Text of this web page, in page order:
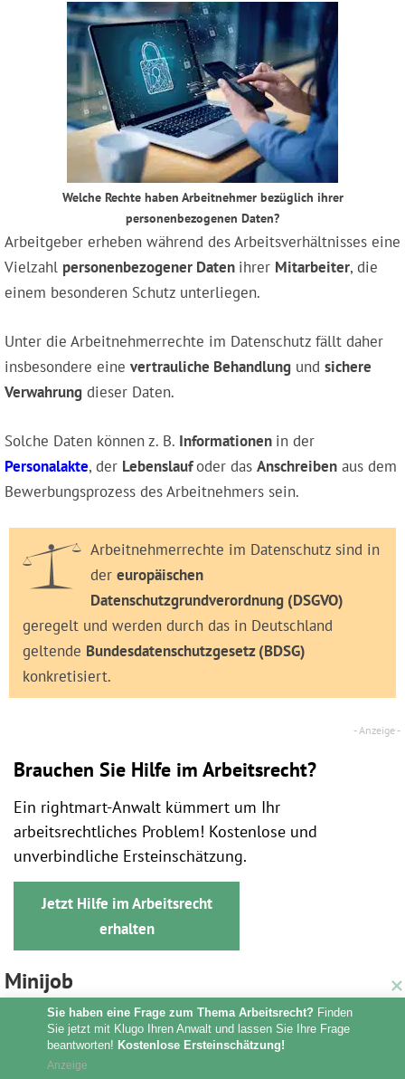
Welche Rechte haben Arbeitnehmer bezüglich ihrer
personenbezogenen Daten?
Arbeitgeber erheben während des Arbeitsverhältnisses eine
Vielzahl personenbezogener Daten ihrer Mitarbeiter, die
einem besonderen Schutz unterliegen.
Unter die Arbeitnehmerrechte im Datenschutz fällt daher
insbesondere eine vertrauliche Behandlung und sichere
Verwahrung dieser Daten.
Solche Daten können z. B. Informationen in der
Personalakte, der Lebenslaufoder das Anschreiben aus dem
Bewerbungsprozess des Arbeitnehmers sein.
Arbeitnehmerrechte im Datenschutz sind in
der europäischen
Datenschutzgrundverordnung (DSGVO)
geregelt und werden durch das in Deutschland
geltende Bundesdatenschutzgesetz (BDSG)
konkretisiert.
Brauchen Sie Hilfe im Arbeitsrecht?
Ein rightmart-Anwalt kümmert um Ihr
arbeitsrechtliches Problem! Kostenlose und
unverbindliche Ersteinschätzung.
Jetzt Hilfe im Arbeitsrecht
erhalten
Minijob
Sie haben eine Frage zum Thema Arbeitsrecht? Finden
Sie jetzt mit Klugo Ihren Anwalt und lassen Sie Ihre Frage
beantworten! Kostenlose Ersteinschätzung!
Anzeige